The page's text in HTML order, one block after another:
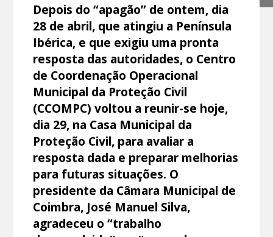
Depois do “apagão” de ontem, dia
28 de abril, que atingiu a Península
Ibérica, e que exigiu uma pronta
resposta das autoridades, o Centro
de Coordenação Operacional
Municipal da Proteção Civil
(CCOMPC) voltou a reunir-se hoje,
dia 29, na Casa Municipal da
Proteção Civil, para avaliar a
resposta dada e preparar melhorias
para futuras situações. O
presidente da Câmara Municipal de
Coimbra, José Manuel Silva,
agradeceu o “trabalho